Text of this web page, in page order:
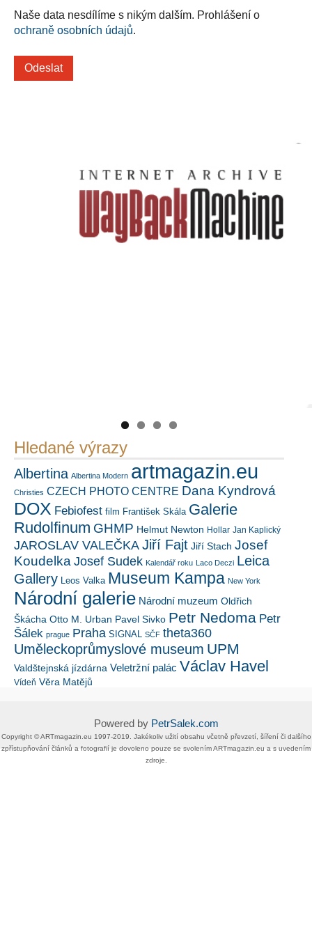
Naše data nesdílíme s nikým dalším. Prohlášení o
ochraně osobních údajů.
Hledané výrazy
Albertina Albertina Modern artmagazin.eu
Christies CZECH PHOTO CENTRE Dana Kyndrová
DOX Febiofest film František Skála Galerie
Rudolfinum GHMP Helmut Newton Hollar Jan Kaplický
JAROSLAV VALEČKA Jiří Fajt Jiří Stach Josef
Koudelka Josef Sudek Kalendář roku Laco Deczi Leica
Gallery Leos Valka Museum Kampa New York
Národní galerie Národní muzeum Oldřich
Škácha Otto M. Urban Pavel Sivko Petr Nedoma Petr
Šálek prague Praha SIGNAL SČF theta360
Uměleckoprůmyslové museum UPM
Valdštejnská jízdárna Veletržní palác Václav Havel
Vídeň Věra Matějů
Powered by PetrSalek.com
Copyright ©​ ​​ARTmagazin.eu ​1997-2019​.​ Jakékoliv užití obsahu včetně převzetí, šíření či dalšího
zpřístupňování článků a fotografií je dovoleno pouze se svolením ​ARTmagazin.eu​ ​a s uvedením
zdroje.